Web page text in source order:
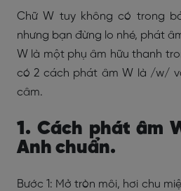
Chữ W tuy không có trong
nhưng bạn đừng lo nhé, phát
W là một phụ âm hữu thanh
có 2 cách phát âm W là /w/
câm.
1. Cách phát âm
Anh chuẩn.
Bước 1: Mở tròn môi, hơi chu